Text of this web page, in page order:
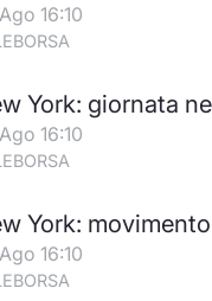
16:10
York: giornata
16:10
York:
16:10